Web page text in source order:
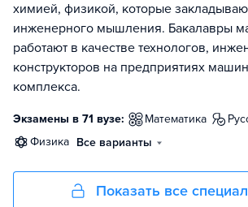
химией, физикой, которые
инженерного мышления. Бакалавры
работают в качестве технологов,
конструкторов на предприятиях
комплекса.
Экзамены в 71 вузе: математика
физика Все варианты
Показать все